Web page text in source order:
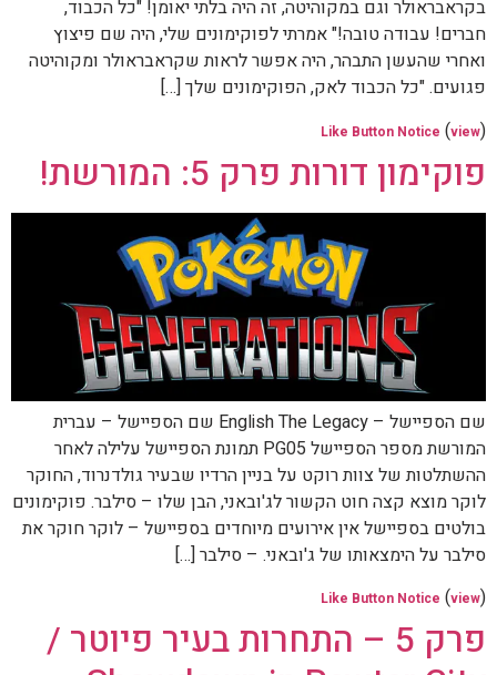
בקראבראולר וגם במקוהיטה, זה היה בלתי יאומן! "כל הכבוד,
חברים! עבודה טובה!" אמרתי לפוקימונים שלי, היה שם פיצוץ
ואחרי שהעשן התבהר, היה אפשר לראות שקראבראולר ומקוהיטה
פגועים. "כל הכבוד לאק, הפוקימונים שלך […]
Like Button Notice (view)
פוקימון דורות פרק 5: המורשת!
שם הספיישל – English The Legacy שם הספיישל – עברית
המורשת מספר הספיישל PG05 תמונת הספיישל עלילה לאחר
ההשתלטות של צוות רוקט על בניין הרדיו שבעיר גולדנרוד, החוקר
לוקר מוצא קצה חוט הקשור לג'ובאני, הבן שלו – סילבר. פוקימונים
בולטים בספיישל אין אירועים מיוחדים בספיישל – לוקר חוקר את
סילבר על הימצאותו של ג'ובאני. – סילבר […]
Like Button Notice (view)
פרק 5 – התחרות בעיר פיוטר /